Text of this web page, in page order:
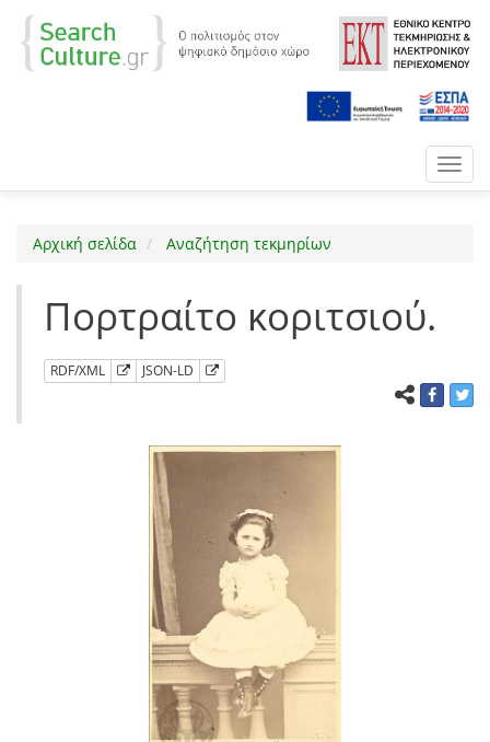
Αρχική σελίδα Αναζήτηση τεκμηρίων
Πορτραίτο κοριτσιού.
RDF/XML JSON-LD